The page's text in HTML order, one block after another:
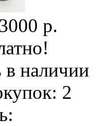
р.
в наличии
2